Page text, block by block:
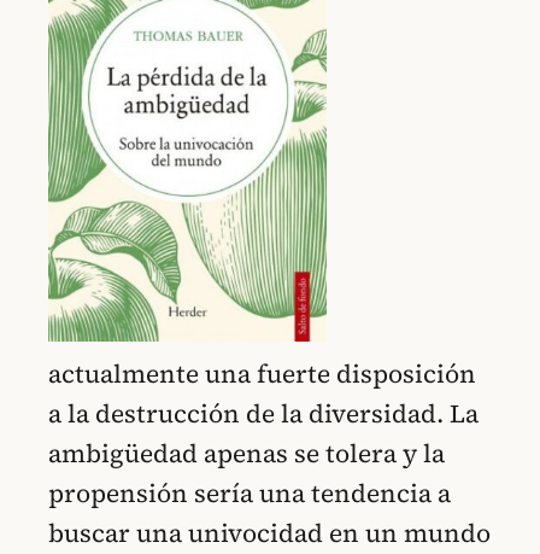
actualmente una fuerte disposición
a la destrucción de la diversidad. La
ambigüedad apenas se tolera y la
propensión sería una tendencia a
buscar una univocidad en un mundo